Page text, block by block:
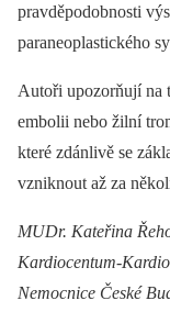
pravděpodobnosti
paraneoplastického
Autoři upozorňují na
embolii nebo žilní
které zdánlivě se
vzniknout až za
MUDr. Kateřina
Kardiocentum-
Nemocnice České